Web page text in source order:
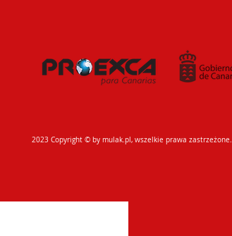
2023 Copyright © by mulak.pl, wszelkie prawa zastrzeżone.